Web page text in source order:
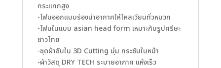
กระแทกสูง
-โฟมออกแบบร่องนำอากาศให้ไหลเวียนทั่วหมวก
-โฟมในแบบ asian head form เหมาะกับรูปศรีษะ
ชาวไทย
-ชุดผ้าซับใน 3D Cutting นุ่ม กระชับใบหน้า
-ผ้าวัสดุ DRY TECH ระบายอากาศ แห้งเร็ว